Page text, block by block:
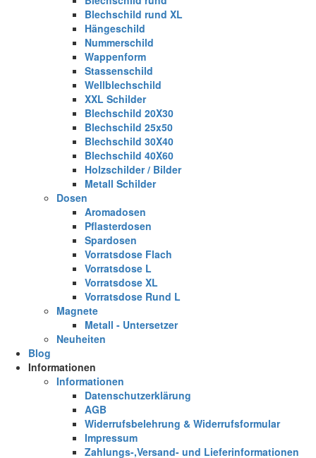
Blechschild rund XL
Hängeschild
Nummerschild
Wappenform
Stassenschild
Wellblechschild
XXL Schilder
Blechschild 20X30
Blechschild 25x50
Blechschild 30X40
Blechschild 40X60
Holzschilder / Bilder
Metall Schilder
Dosen
Aromadosen
Pflasterdosen
Spardosen
Vorratsdose Flach
Vorratsdose L
Vorratsdose XL
Vorratsdose Rund L
Magnete
Metall - Untersetzer
Neuheiten
Blog
Informationen
Informationen
Datenschutzerklärung
AGB
Widerrufsbelehrung & Widerrufsformular
Impressum
Zahlungs-,Versand- und Lieferinformationen